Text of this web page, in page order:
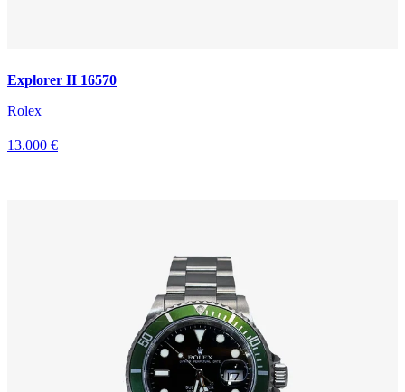
Explorer II 16570
Rolex
13.000 €